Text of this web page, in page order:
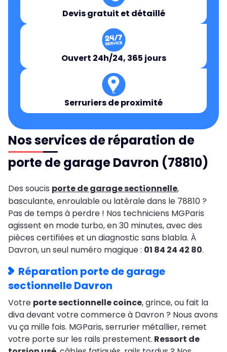
Devis gratuit et détaillé
Ouvert 24h/24, 365 jours
Serruriers de proximité
Nos services de réparation de
porte de garage Davron (78810)
Des soucis porte de garage sectionnelle,
basculante, enroulable ou latérale dans le 78810 ?
Pas de temps à perdre ! Nos techniciens MGParis
agissent en mode turbo, en 30 minutes, avec des
pièces certifiées et un diagnostic sans blabla. À
Davron, un seul numéro magique : 01 84 24 42 80.
Réparation porte de garage
sectionnelle Davron
Votre porte sectionnelle coince, grince, ou fait la
diva devant votre commerce à Davron ? Nous avons
vu ça mille fois. MGParis, serrurier métallier, remet
votre porte sur les rails prestement. Ressort de